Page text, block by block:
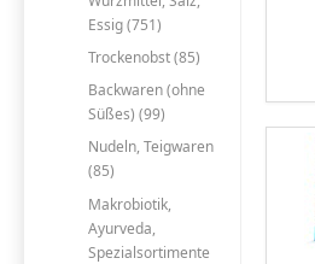
Essig (751)
Trockenobst (85)
Backwaren (ohne
Süßes) (99)
Nudeln, Teigwaren
(85)
Makrobiotik,
Ayurveda,
Spezialsortimente